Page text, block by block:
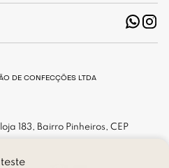
teste
DE CONFECÇÕES LTDA
183, Bairro Pinheiros, CEP